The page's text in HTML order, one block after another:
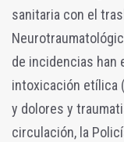
sanitaria con el
de incidencias han
intoxicación etílica
y dolores y
circulación, la